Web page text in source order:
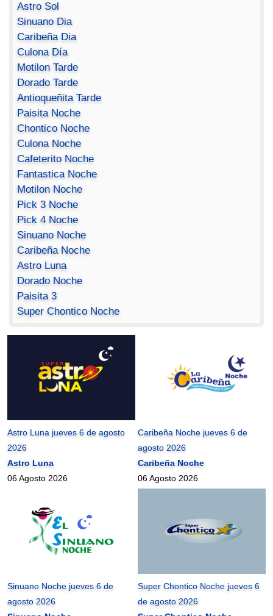
Astro Sol
Sinuano Dia
Caribeña Dia
Culona Día
Motilon Tarde
Dorado Tarde
Antioqueñita Tarde
Paisita Noche
Chontico Noche
Culona Noche
Cafeterito Noche
Fantastica Noche
Motilon Noche
Pick 3 Noche
Pick 4 Noche
Sinuano Noche
Caribeña Noche
Astro Luna
Dorado Noche
Paisita 3
Super Chontico Noche
Astro Luna jueves 6 de agosto
2026
Astro Luna
06 Agosto 2026
Caribeña Noche jueves 6 de
agosto 2026
Caribeña Noche
06 Agosto 2026
Sinuano Noche jueves 6 de
agosto 2026
Super Chontico Noche jueves 6
de agosto 2026